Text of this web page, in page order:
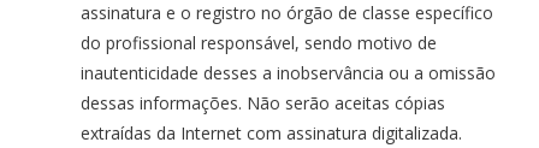
assinatura e o registro no órgão de classe específico
do profissional responsável, sendo motivo de
inautenticidade desses a inobservância ou a omissão
dessas informações. Não serão aceitas cópias
extraídas da Internet com assinatura digitalizada.